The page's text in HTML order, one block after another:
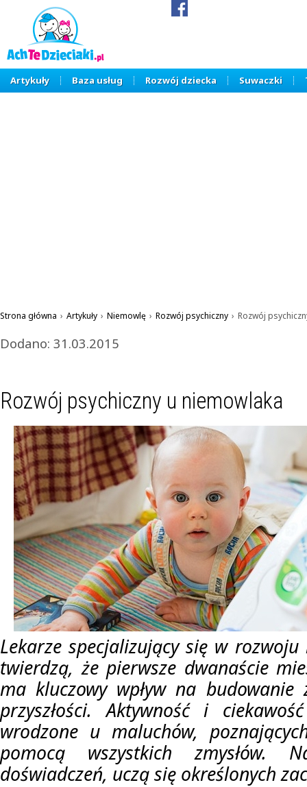
Artykuły Baza usług Rozwój dziecka Suwaczki
Strona główna › Artykuły › Niemowlę › Rozwój psychiczny › Rozwój
Dodano: 31.03.2015
Rozwój psychiczny u niemowlaka
Lekarze specjalizujący się w
twierdzą, że pierwsze dwanaście
ma kluczowy wpływ na budowanie
przyszłości. Aktywność i
wrodzone u maluchów,
pomocą wszystkich zmysłów.
doświadczeń, uczą się określonych